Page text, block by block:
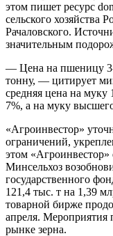
этом пишет ресурс
сельского хозяйства
Рачаловского.
значительным
— Цена на пшеницу 3-
тонну, — цитирует
средняя цена на муку
7%, а на муку
«Агроинвестор»
ограничений,
этом «Агроинвестор»
Минсельхоз
государственного
121,4 тыс. т на 1,39
товарной бирже
апреля. Мероприятия
рынке зерна.